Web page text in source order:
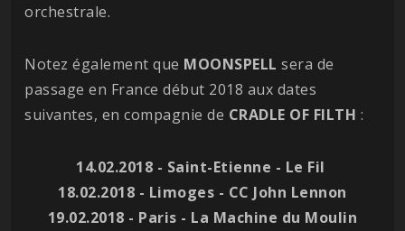
orchestrale.
Notez également que MOONSPELL sera de
passage en France début 2018 aux dates
suivantes, en compagnie de CRADLE OF FILTH :
14.02.2018 - Saint-Etienne - Le Fil
18.02.2018 - Limoges - CC John Lennon
19.02.2018 - Paris - La Machine du Moulin